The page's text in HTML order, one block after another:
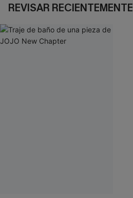
REVISAR RECIENTEMENTE